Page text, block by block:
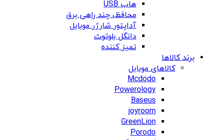
هاب USB
محافظ، چند راهی برق
آداپتور شارژر موبایل
دانگل بلوتوث
تمیز کننده
برند کالاها
کالاهای موبایل
Mcdodo
Powerology
Baseus
joyroom
GreenLion
Porodo